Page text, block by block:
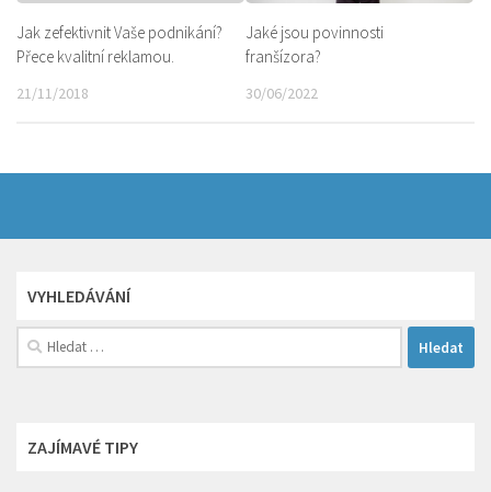
Jak zefektivnit Vaše podnikání?
Přece kvalitní reklamou.
21/11/2018
Jaké jsou povinnosti
franšízora?
30/06/2022
VYHLEDÁVÁNÍ
Vyhledávání
ZAJÍMAVÉ TIPY